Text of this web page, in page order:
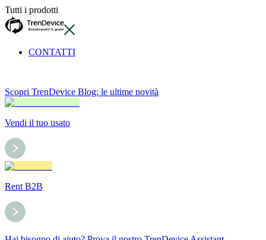
Tutti i prodotti
CONTATTI
Scopri TrenDevice Blog: le ultime novità
Vendi il tuo usato
Rent B2B